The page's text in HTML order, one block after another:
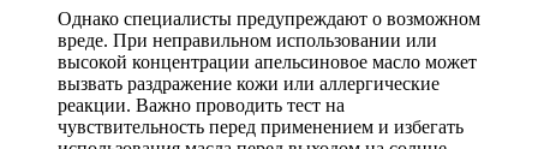
Однако специалисты предупреждают о возможном
вреде. При неправильном использовании или
высокой концентрации апельсиновое масло может
вызвать раздражение кожи или аллергические
реакции. Важно проводить тест на
чувствительность перед применением и избегать